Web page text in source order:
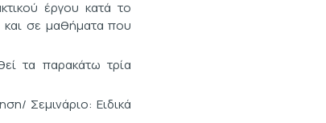
έργου κατά το
και σε μαθήματα που
τα παρακάτω τρία
Σεμινάριο: Ειδικά